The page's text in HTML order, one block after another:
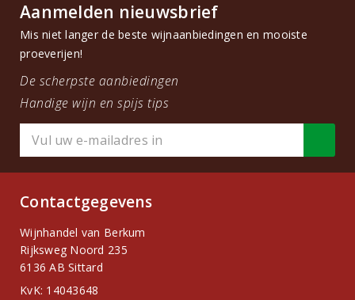
Aanmelden nieuwsbrief
Mis niet langer de beste wijnaanbiedingen en mooiste
proeverijen!
De scherpste aanbiedingen
Handige wijn en spijs tips
Contactgegevens
Wijnhandel van Berkum
Rijksweg Noord 235
6136 AB Sittard
KvK: 14043648